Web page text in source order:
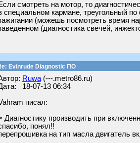
смотреть на мотор, то
специальном кармане, треугольный
(можешь посмотреть время
(диагностика свечей,
Evinrude Diagnostic ПО
Ruwa(---.metro86.ru)
18-07-13 06:34
писал:
Диагностику производить при
понял!!
на тип масла двигатель